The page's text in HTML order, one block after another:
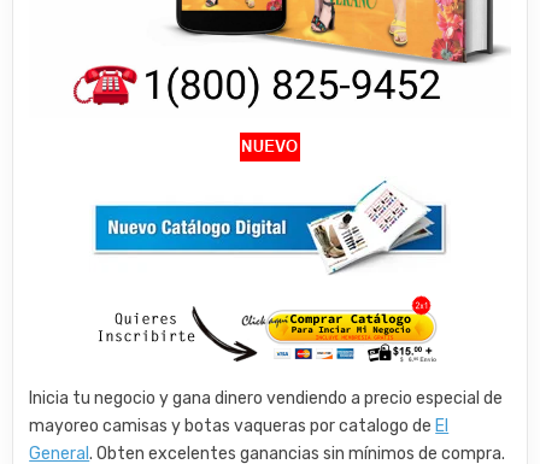
Inicia tu negocio y gana dinero vendiendo a precio especial de
mayoreo camisas y botas vaqueras por catalogo de El
General. Obten excelentes ganancias sin mínimos de compra.